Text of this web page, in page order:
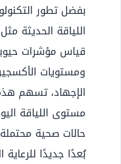
بفضل تطور
اللياقة الحديثة مثل
قياس مؤشرات
ومستويات
الإجهاد، تسهم
مستوى اللياقة
حالات صحية
بُعدًا جديدًا للرعاية